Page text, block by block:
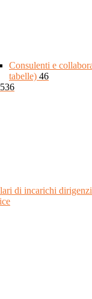
Consulenti e
tabelle) 46
536
di incarichi